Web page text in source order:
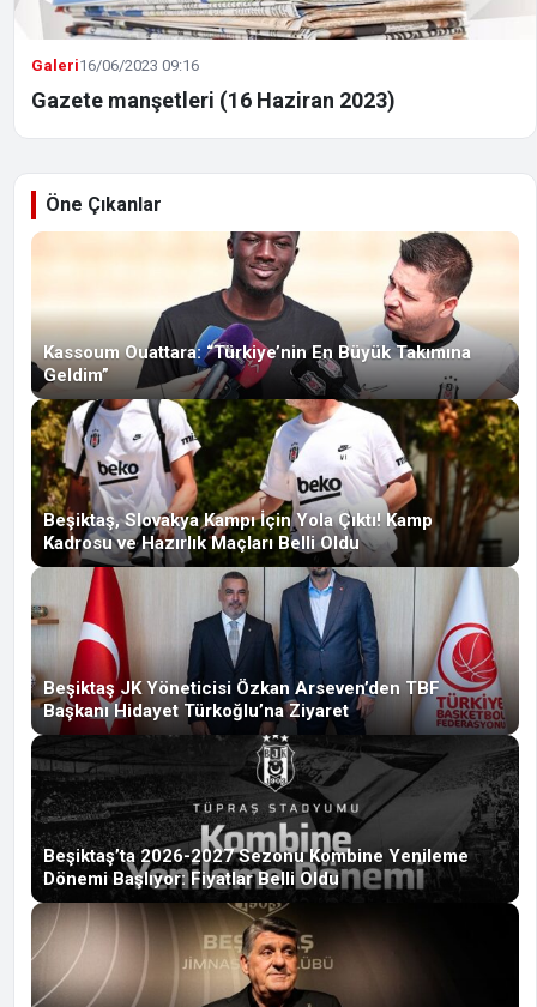
Galeri16/06/2023 09:16
Gazete manşetleri (16 Haziran 2023)
Öne Çıkanlar
Kassoum Ouattara: “Türkiye’nin En Büyük Takımına
Geldim”
Beşiktaş, Slovakya Kampı İçin Yola Çıktı! Kamp
Kadrosu ve Hazırlık Maçları Belli Oldu
Beşiktaş JK Yöneticisi Özkan Arseven’den TBF
Başkanı Hidayet Türkoğlu’na Ziyaret
Beşiktaş’ta 2026-2027 Sezonu Kombine Yenileme
Dönemi Başlıyor: Fiyatlar Belli Oldu